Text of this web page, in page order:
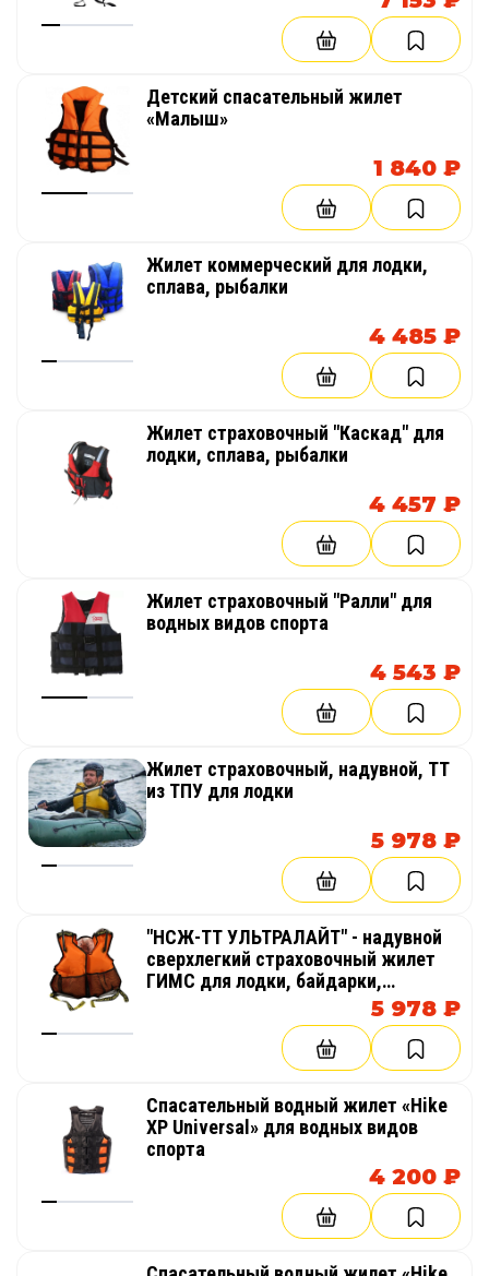
Детский спасательный жилет
«Малыш»
1 840 ₽
Жилет коммерческий для лодки,
сплава, рыбалки
4 485 ₽
Жилет страховочный "Каскад" для
лодки, сплава, рыбалки
4 457 ₽
Жилет страховочный "Ралли" для
водных видов спорта
4 543 ₽
Жилет страховочный, надувной, ТТ
из ТПУ для лодки
5 978 ₽
"НСЖ-ТТ УЛЬТРАЛАЙТ" - надувной
сверхлегкий страховочный жилет
ГИМС для лодки, байдарки,
пакрафта (компактный каяк, лодка)
5 978 ₽
Спасательный водный жилет «Hike
XP Universal» для водных видов
спорта
4 200 ₽